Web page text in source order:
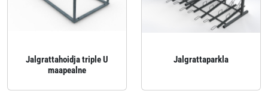
Jalgrattahoidja triple U
maapealne
Jalgrattaparkla